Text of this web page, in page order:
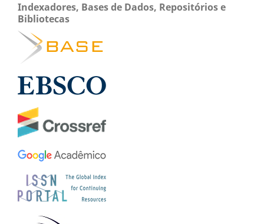
Indexadores, Bases de Dados, Repositórios e
Bibliotecas